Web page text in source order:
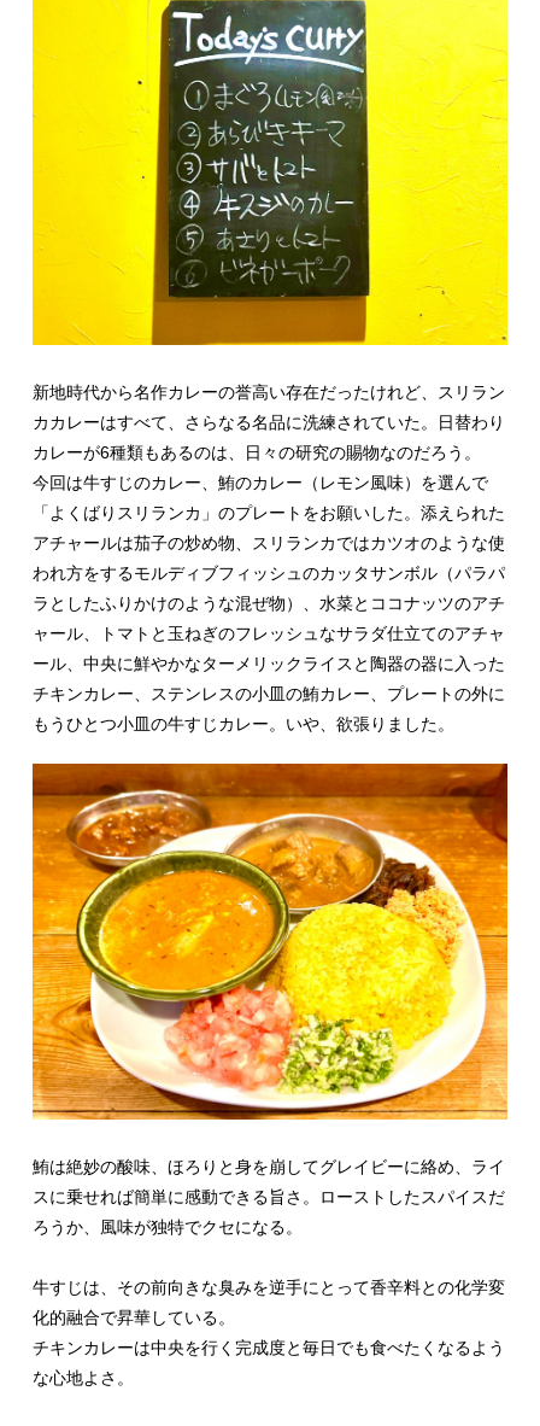
新地時代から名作カレーの誉高い存在だったけれど、スリラン
カカレーはすべて、さらなる名品に洗練されていた。日替わり
カレーが6種類もあるのは、日々の研究の賜物なのだろう。
今回は牛すじのカレー、鮪のカレー（レモン風味）を選んで
「よくばりスリランカ」のプレートをお願いした。添えられた
アチャールは茄子の炒め物、スリランカではカツオのような使
われ方をするモルディブフィッシュのカッタサンボル（パラパ
ラとしたふりかけのような混ぜ物）、水菜とココナッツのアチ
ャール、トマトと玉ねぎのフレッシュなサラダ仕立てのアチャ
ール、中央に鮮やかなターメリックライスと陶器の器に入った
チキンカレー、ステンレスの小皿の鮪カレー、プレートの外に
もうひとつ小皿の牛すじカレー。いや、欲張りました。
鮪は絶妙の酸味、ほろりと身を崩してグレイビーに絡め、ライ
スに乗せれば簡単に感動できる旨さ。ローストしたスパイスだ
ろうか、風味が独特でクセになる。
牛すじは、その前向きな臭みを逆手にとって香辛料との化学変
化的融合で昇華している。
チキンカレーは中央を行く完成度と毎日でも食べたくなるよう
な心地よさ。